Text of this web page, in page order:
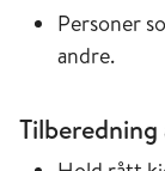
Personer
andre.